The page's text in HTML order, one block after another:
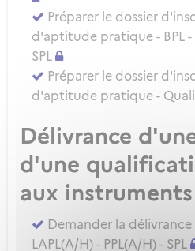
Préparer le dossier
d'aptitude pratique - BPL -
SPL
Préparer le dossier
d'aptitude pratique -
Délivrance
d'une
aux instruments
Demander la délivrance
LAPL(A/H) - PPL(A/H) - SPL